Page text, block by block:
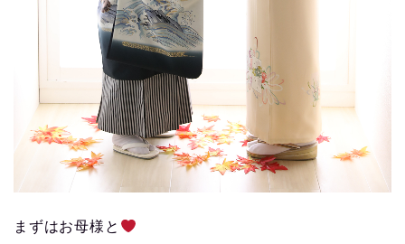
まずはお母様と